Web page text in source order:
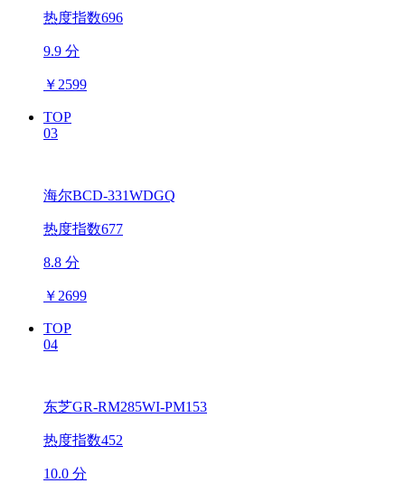
热度指数696
9.9 分
￥ 2599
TOP
03
海尔BCD-331WDGQ
热度指数677
8.8 分
￥ 2699
TOP
04
东芝GR-RM285WI-PM153
热度指数452
10.0 分